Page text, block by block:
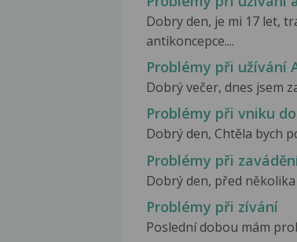
Dobry den, je mi 17 let,
antikoncepce....
Problémy při užívání
Dobrý večer, dnes jsem
Problémy při vniku
Dobrý den, Chtěla bych
Problémy při
Dobrý den, před
Problémy při zívání
Poslední dobou mám